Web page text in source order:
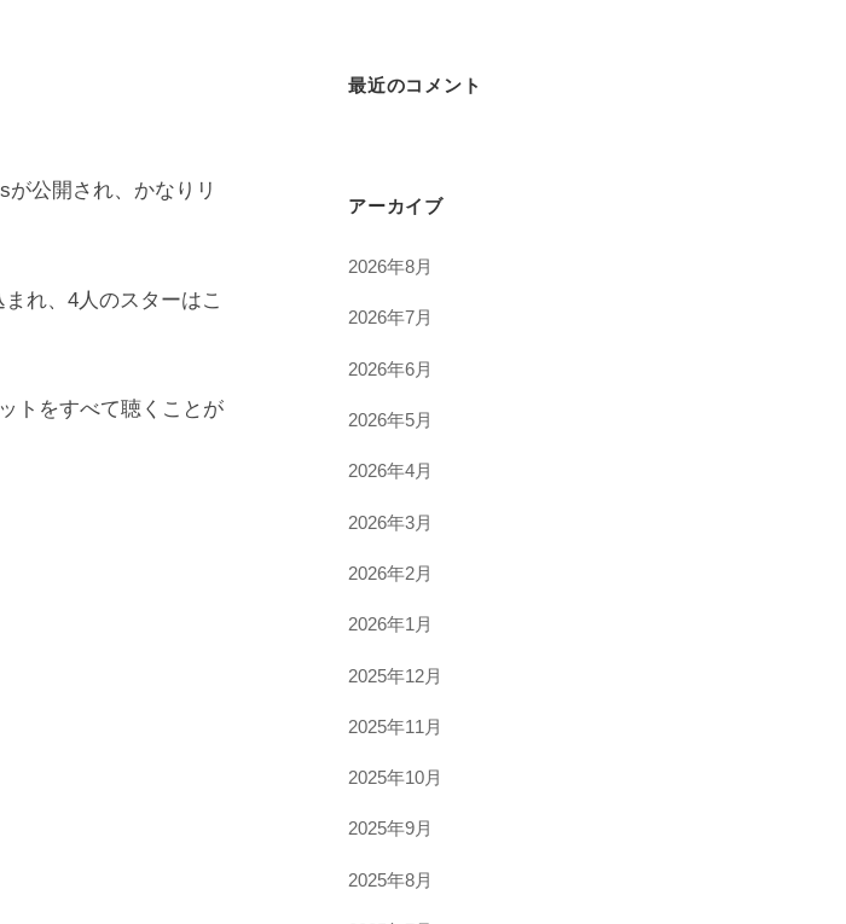
公開され、かなりリ
れ、4人のスターはこ
トをすべて聴くことが
最近のコメント
アーカイブ
2026年8月
2026年7月
2026年6月
2026年5月
2026年4月
2026年3月
2026年2月
2026年1月
2025年12月
2025年11月
2025年10月
2025年9月
2025年8月